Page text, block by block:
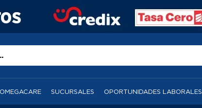
OMEGACARE SUCURSALES OPORTUNIDADES LABORALES